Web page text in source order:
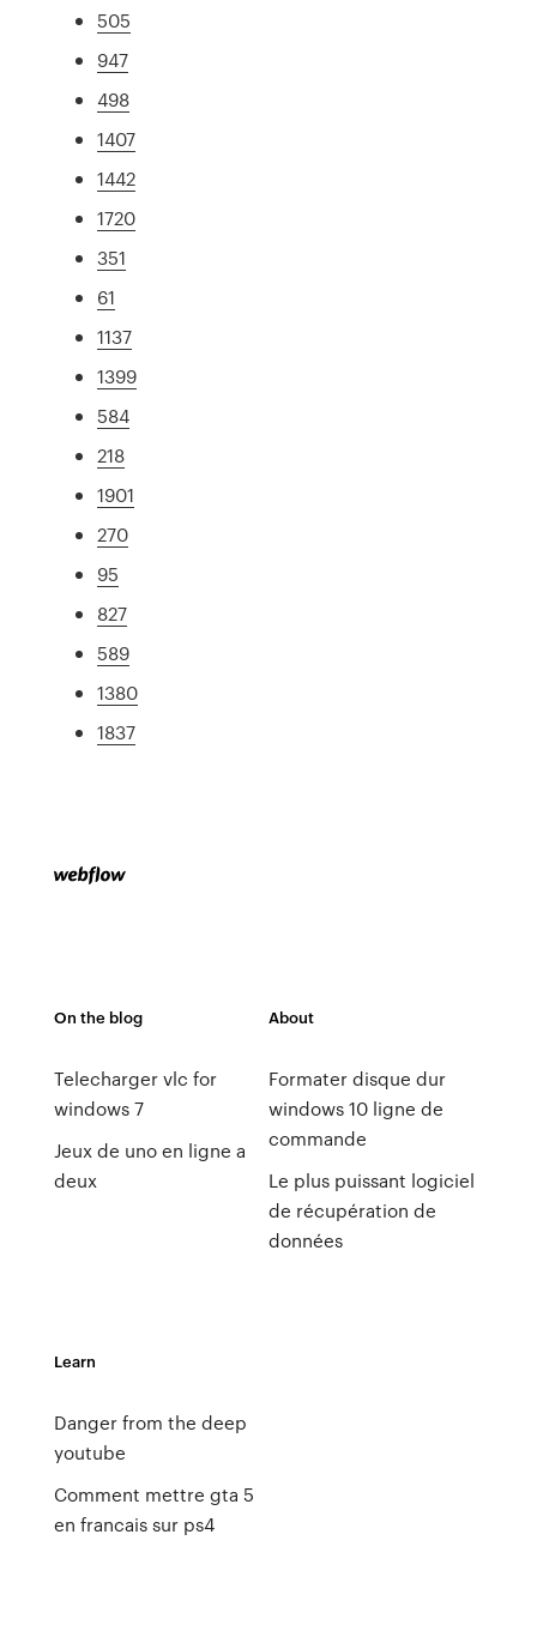
505
947
498
1407
1442
1720
351
61
1137
1399
584
218
1901
270
95
827
589
1380
1837
On the blog
Telecharger vlc for
windows 7
Jeux de uno en ligne a
deux
About
Formater disque dur
windows 10 ligne de
commande
Le plus puissant logiciel
de récupération de
données
Learn
Danger from the deep
youtube
Comment mettre gta 5
en francais sur ps4